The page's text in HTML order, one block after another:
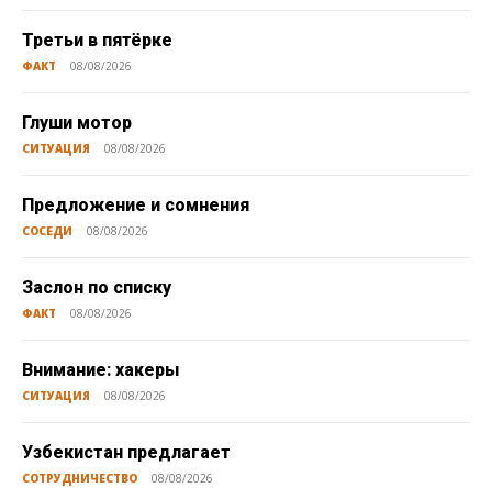
Третьи в пятёрке
ФАКТ 08/08/2026
Глуши мотор
СИТУАЦИЯ 08/08/2026
Предложение и сомнения
СОСЕДИ 08/08/2026
Заслон по списку
ФАКТ 08/08/2026
Внимание: хакеры
СИТУАЦИЯ 08/08/2026
Узбекистан предлагает
СОТРУДНИЧЕСТВО 08/08/2026